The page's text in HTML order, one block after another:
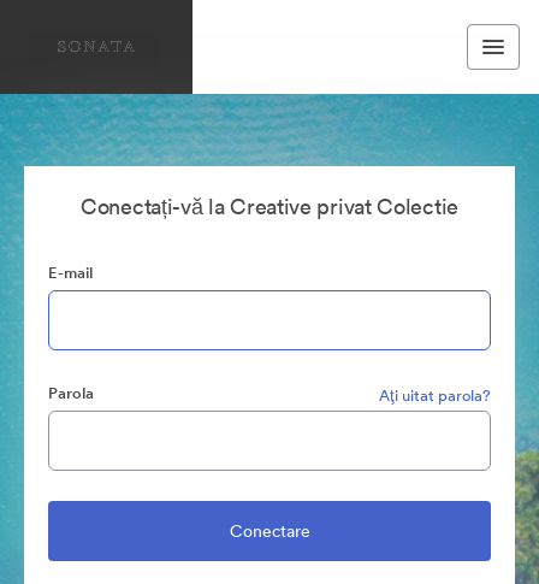
Conectați-vă la Creative privat Colectie
E-mail
Parola Aţi uitat parola?